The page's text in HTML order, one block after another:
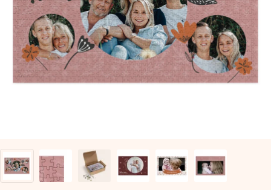
Biglietto d'auguri gratuito
Realizza qualcosa di unico in pochi passi – con il suo nome,
una tua foto o un messaggio che tocchi il cuore. Nessuna
complicazione, solo tanto amore per il momento perfetto.